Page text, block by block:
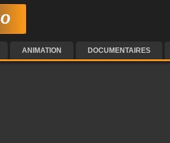
ANIMATION DOCUMENTAIRES